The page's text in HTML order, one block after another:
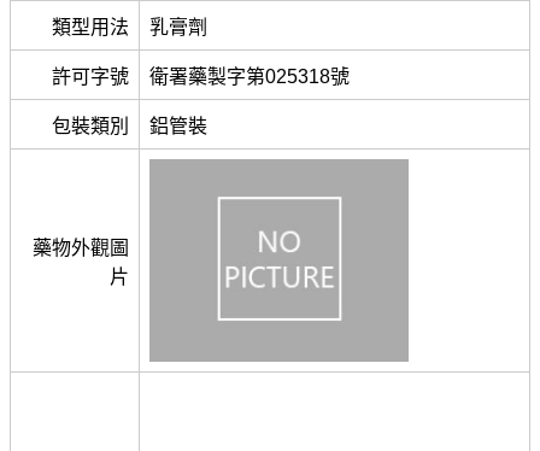
類型用法 乳膏劑
許可字號 衛署藥製字第025318號
包裝類別 鋁管裝
藥物外觀圖
片